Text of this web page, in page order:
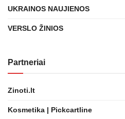
UKRAINOS NAUJIENOS
VERSLO ŽINIOS
Partneriai
Zinoti.lt
Kosmetika | Pickcartline